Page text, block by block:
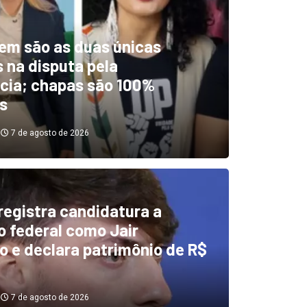
desvios de
emendas Pix
7 de agosto de 2026
são as duas únicas
na disputa pela
chapas são 100%
7 de agosto de 2026
candidatura a
federal como Jair
e declara patrimônio de R$
7 de agosto de 2026